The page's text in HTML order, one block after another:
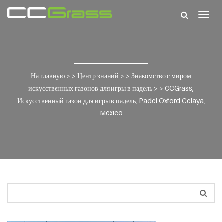
На главную > > Центр знаний > > Знакомство с миром
искусственных газонов для игры в падель > > CCGrass,
Искусственный газон для игры в падель, Padel Oxford Celaya,
Mexico